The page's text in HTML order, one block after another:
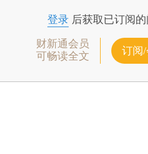
登录后获取已订阅的
财新通会员
可畅读全文
订阅